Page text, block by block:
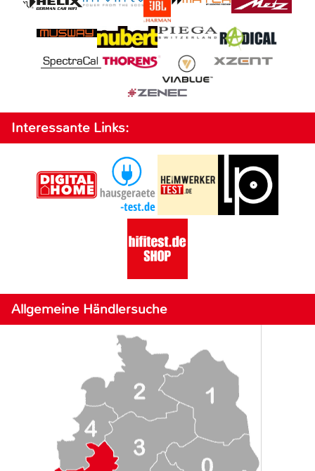
Interessante Links:
Allgemeine Händlersuche